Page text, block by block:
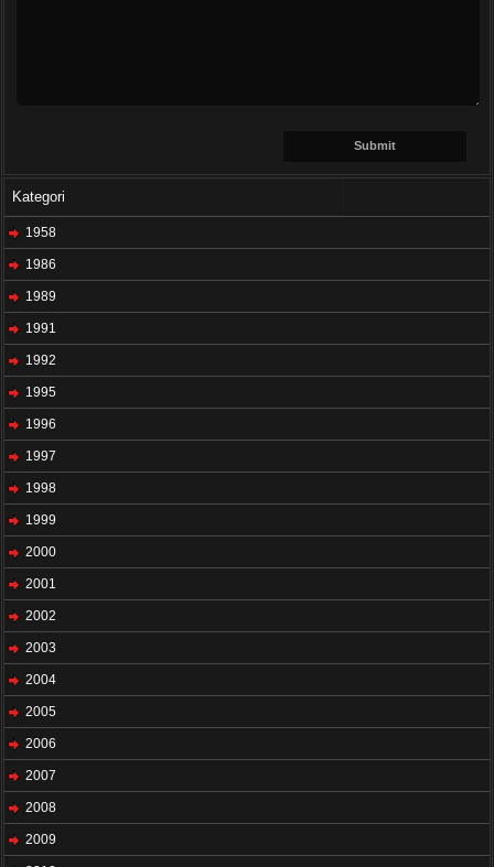
Kategori
1958
1986
1989
1991
1992
1995
1996
1997
1998
1999
2000
2001
2002
2003
2004
2005
2006
2007
2008
2009